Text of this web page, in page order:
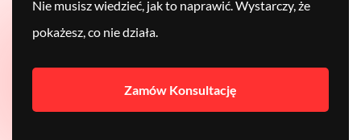
Nie musisz wiedzieć, jak to naprawić. Wystarczy, że
pokażesz, co nie działa.
Zamów Konsultację